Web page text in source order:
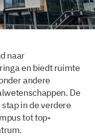
naar
en biedt ruimte
andere
De
in de verdere
tot top-